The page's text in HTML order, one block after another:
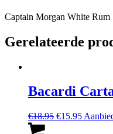
Captain Morgan White Rum
Gerelateerde
Bacardi
€18.95 €15.95Huidige